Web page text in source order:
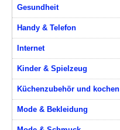
Gesundheit
Handy & Telefon
Internet
Kinder & Spielzeug
Küchenzubehör und kochen
Mode & Bekleidung